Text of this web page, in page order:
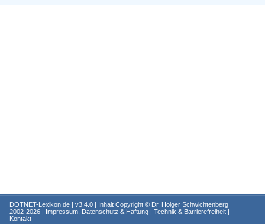
DOTNET-Lexikon.de | v3.4.0 | Inhalt Copyright © Dr. Holger Schwichtenberg
2002-2026 | Impressum, Datenschutz & Haftung | Technik & Barrierefreiheit |
Kontakt